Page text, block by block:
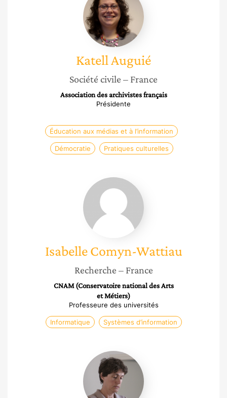
KatellAuguié
Société civile – France
Association des archivistes français
Présidente
Éducation aux médias et à l’information
Démocratie Pratiques culturelles
Isabelle
Comyn-
Wattiau
Isabelle Comyn-Wattiau
Recherche – France
CNAM (Conservatoire national des Arts
et Métiers)
Professeure des universités
Informatique Systèmes d’information
Marie
Després